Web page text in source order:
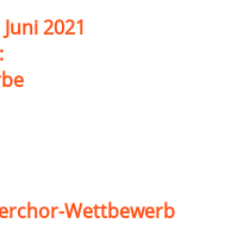
2021
Wettbewerb